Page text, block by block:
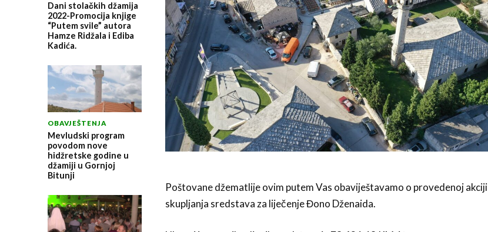
Dani stolačkih džamija
2022-Promocija knjige
“Putem svile” autora
Hamze Ridžala i Ediba
Kadića.
OBAVJEŠTENJA
Mevludski program
povodom nove
hidžretske godine u
džamiji u Gornjoj
Bitunji
Poštovane džematlije ovim putem Vas obaviještavamo o provedenoj akciji
skupljanja sredstava za liječenje Đono Dženaida.